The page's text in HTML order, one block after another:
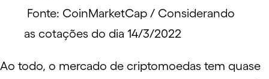
Fonte: CoinMarketCap / Considerando
as cotações do dia 14/3/2022
Ao todo, o mercado de criptomoedas tem quase